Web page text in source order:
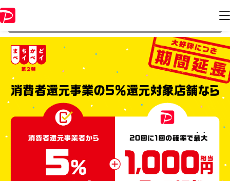
情報はキャンペーン終了時点のものになります。